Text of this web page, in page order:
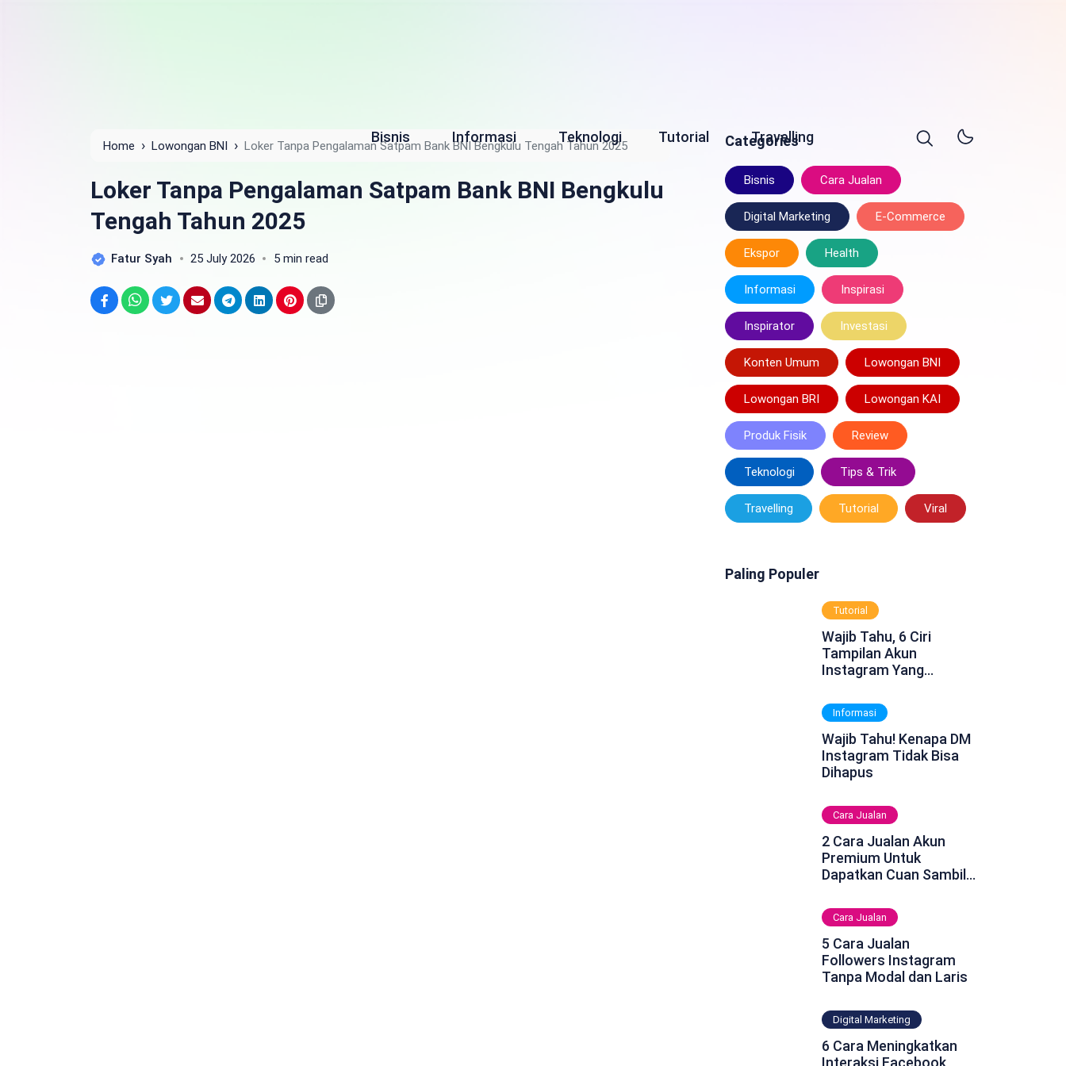
Bisnis Informasi Teknologi Tutorial Travelling
Home › Lowongan BNI › Loker Tanpa Pengalaman Satpam Bank BNI Bengkulu Tengah Tahun 2025
Loker Tanpa Pengalaman Satpam Bank BNI Bengkulu
Tengah Tahun 2025
Fatur Syah 25 July 2026 5 min read
Categories
Bisnis Cara Jualan
Digital Marketing E-Commerce
Ekspor Health
Informasi Inspirasi
Inspirator Investasi
Konten Umum Lowongan BNI
Lowongan BRI Lowongan KAI
Produk Fisik Review
Teknologi Tips & Trik
Travelling Tutorial Viral
Paling Populer
Tutorial
Wajib Tahu, 6 Ciri
Tampilan Akun
Instagram Yang
Informasi
Wajib Tahu! Kenapa DM
Instagram Tidak Bisa
Dihapus
Cara Jualan
2 Cara Jualan Akun
Premium Untuk
Dapatkan Cuan Sambil
Cara Jualan
5 Cara Jualan
Followers Instagram
Tanpa Modal dan Laris
Digital Marketing
6 Cara Meningkatkan
Interaksi Facebook